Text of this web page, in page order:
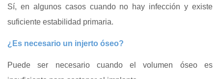
Sí, en algunos casos cuando no hay infección y existe
suficiente estabilidad primaria.
¿Es necesario un injerto óseo?
Puede ser necesario cuando el volumen óseo es